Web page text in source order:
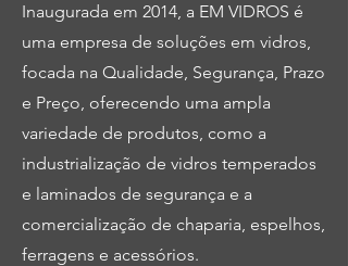
Inaugurada em 2014, a EM VIDROS é
uma empresa de soluções em vidros,
focada na Qualidade, Segurança, Prazo
e Preço, oferecendo uma ampla
variedade de produtos, como a
industrialização de vidros temperados
e laminados de segurança e a
comercialização de chaparia, espelhos,
ferragens e acessórios.